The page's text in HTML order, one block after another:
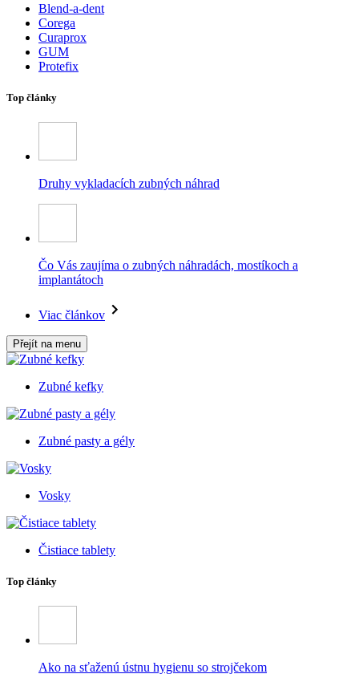
Blend-a-dent
Corega
Curaprox
GUM
Protefix
Top články
Druhy vykladacích zubných náhrad
Čo Vás zaujíma o zubných náhradách, mostíkoch a
implantátoch
Viac článkov
Přejít na menu
Zubné kefky
Zubné pasty a gély
Vosky
Čistiace tablety
Top články
Ako na sťaženú ústnu hygienu so strojčekom